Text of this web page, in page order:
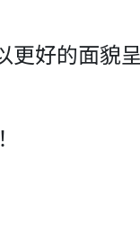
更好的面貌